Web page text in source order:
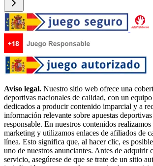
Aviso legal. Nuestro sitio web ofrece una
deportivas nacionales de calidad, con un
dedicados a producir contenido imparcial y a
información relevante sobre apuestas
responsable. En nuestros contenidos realizamos
marketing y utilizamos enlaces de afiliados de
línea. Esto significa que, al hacer clic, es
uno de nuestros anunciantes. Antes de adquirir
servicio, asegúrese de que se trate de un sitio